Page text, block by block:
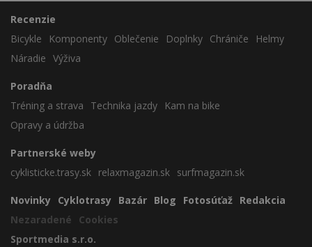
Recenzie
Bicykle
Komponenty Oblečenie Doplnky Chrániče
Helmy
Náradie Výživa
Poradňa
Tréning a strava
Technika jazdy
Kam na bike
Opravy a údržba
Partnerské weby
cyklisticke.trasy.sk relaxmagazin.sk surfmagazin.sk
Novinky Cyklotrasy Bazár Blog Fotosúťaž Redakcia
Nezaradené
Cookies
Sportmedia s.r.o.